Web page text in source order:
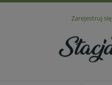
Zarejestruj się